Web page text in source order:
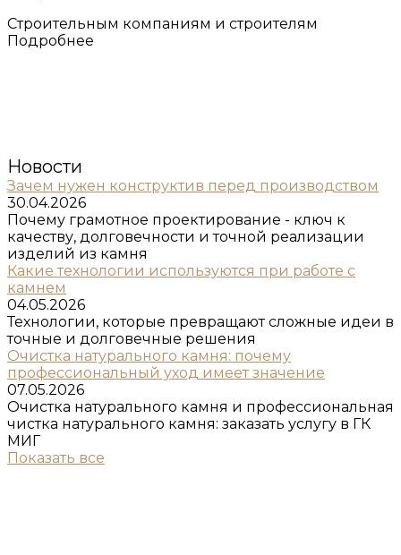
Строительным компаниям и строителям
Подробнее
Новости
Зачем нужен конструктив перед производством
30.04.2026
Почему грамотное проектирование - ключ к
качеству, долговечности и точной реализации
изделий из камня
Какие технологии используются при работе с
камнем
04.05.2026
Технологии, которые превращают сложные идеи в
точные и долговечные решения
Очистка натурального камня: почему
профессиональный уход имеет значение
07.05.2026
Очистка натурального камня и профессиональная
чистка натурального камня: заказать услугу в ГК
МИГ
Показать все